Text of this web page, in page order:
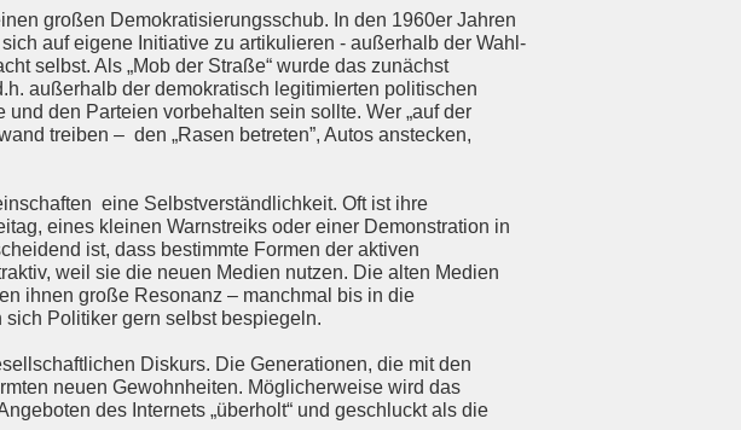
großen Demokratisierungsschub. In den 1960er Jahren
auf eigene Initiative zu artikulieren - außerhalb der Wahl-
selbst. Als „Mob der Straße“ wurde das zunächst
außerhalb der demokratisch legitimierten politischen
den Parteien vorbehalten sein sollte. Wer „auf der
treiben – den „Rasen betreten”, Autos anstecken,
eine Selbstverständlichkeit. Oft ist ihre
eines kleinen Warnstreiks oder einer Demonstration in
ist, dass bestimmte Formen der aktiven
weil sie die neuen Medien nutzen. Die alten Medien
ihnen große Resonanz – manchmal bis in die
Politiker gern selbst bespiegeln.
Diskurs. Die Generationen, die mit den
neuen Gewohnheiten. Möglicherweise wird das
des Internets „überholt“ und geschluckt als die